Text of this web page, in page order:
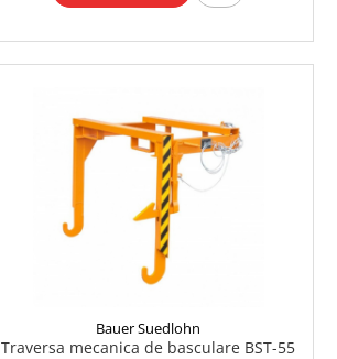
Bauer Suedlohn
Traversa mecanica de basculare BST-55